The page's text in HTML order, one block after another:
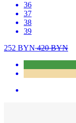
36
37
38
39
252 BYN420BYN